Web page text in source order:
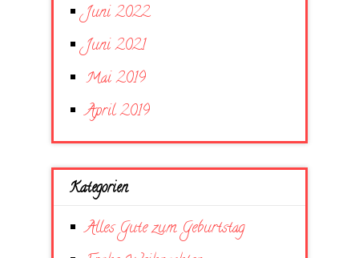
Juni 2022
Juni 2021
Mai 2019
April 2019
Kategorien
Alles Gute zum Geburtstag